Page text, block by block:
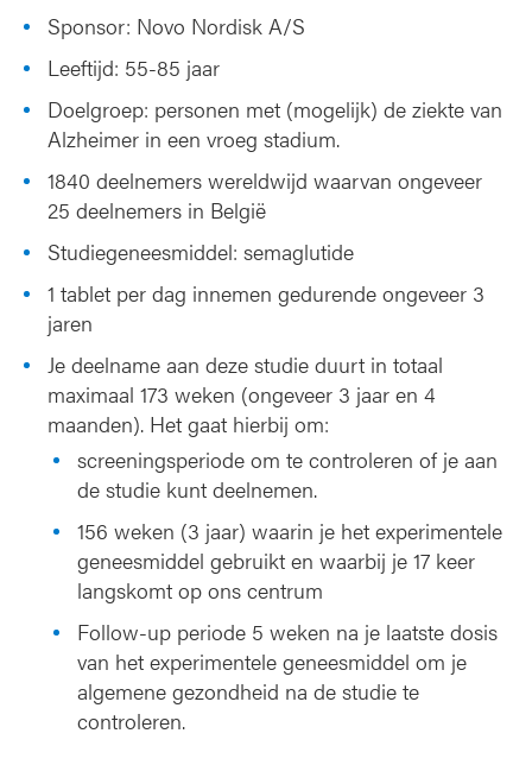
Sponsor: Novo Nordisk A/S
Leeftijd: 55-85 jaar
Doelgroep: personen met (mogelijk) de ziekte van
Alzheimer in een vroeg stadium.
1840 deelnemers wereldwijd waarvan ongeveer
25 deelnemers in België
Studiegeneesmiddel: semaglutide
1 tablet per dag innemen gedurende ongeveer 3
jaren
Je deelname aan deze studie duurt in totaal
maximaal 173 weken (ongeveer 3 jaar en 4
maanden). Het gaat hierbij om:
screeningsperiode om te controleren of je aan
de studie kunt deelnemen.
156 weken (3 jaar) waarin je het experimentele
geneesmiddel gebruikt en waarbij je 17 keer
langskomt op ons centrum
Follow-up periode 5 weken na je laatste dosis
van het experimentele geneesmiddel om je
algemene gezondheid na de studie te
controleren.